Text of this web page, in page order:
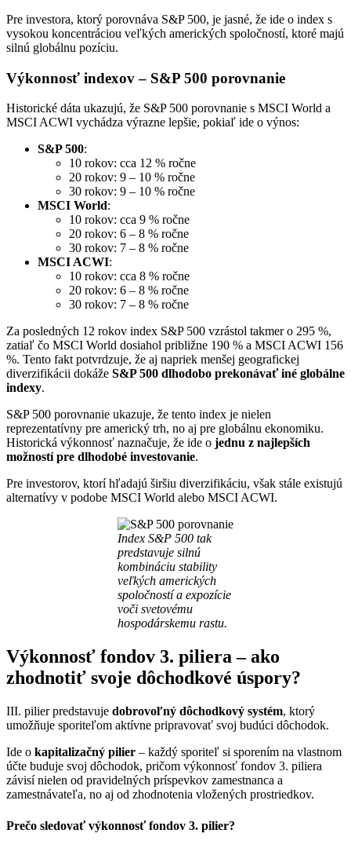
Pre investora, ktorý porovnáva S&P 500, je jasné, že ide o index s
vysokou koncentráciou veľkých amerických spoločností, ktoré majú
silnú globálnu pozíciu.
Výkonnosť indexov – S&P 500 porovnanie
Historické dáta ukazujú, že S&P 500 porovnanie s MSCI World a
MSCI ACWI vychádza výrazne lepšie, pokiaľ ide o výnos:
S&P 500:
10 rokov: cca 12 % ročne
20 rokov: 9 – 10 % ročne
30 rokov: 9 – 10 % ročne
MSCI World:
10 rokov: cca 9 % ročne
20 rokov: 6 – 8 % ročne
30 rokov: 7 – 8 % ročne
MSCI ACWI:
10 rokov: cca 8 % ročne
20 rokov: 6 – 8 % ročne
30 rokov: 7 – 8 % ročne
Za posledných 12 rokov index S&P 500 vzrástol takmer o 295 %,
zatiaľ čo MSCI World dosiahol približne 190 % a MSCI ACWI 156
%. Tento fakt potvrdzuje, že aj napriek menšej geografickej
diverzifikácii dokáže S&P 500 dlhodobo prekonávať iné globálne
indexy.
S&P 500 porovnanie ukazuje, že tento index je nielen
reprezentatívny pre americký trh, no aj pre globálnu ekonomiku.
Historická výkonnosť naznačuje, že ide o jednu z najlepších
možností pre dlhodobé investovanie.
Pre investorov, ktorí hľadajú širšiu diverzifikáciu, však stále existujú
alternatívy v podobe MSCI World alebo MSCI ACWI.
Index S&P 500 tak
predstavuje silnú
kombináciu stability
veľkých amerických
spoločností a expozície
voči svetovému
hospodárskemu rastu.
Výkonnosť fondov 3. piliera – ako
zhodnotiť svoje dôchodkové úspory?
III. pilier predstavuje dobrovoľný dôchodkový systém, ktorý
umožňuje sporiteľom aktívne pripravovať svoj budúci dôchodok.
Ide o kapitalizačný pilier – každý sporiteľ si sporením na vlastnom
účte buduje svoj dôchodok, pričom výkonnosť fondov 3. piliera
závisí nielen od pravidelných príspevkov zamestnanca a
zamestnávateľa, no aj od zhodnotenia vložených prostriedkov.
Prečo sledovať výkonnosť fondov 3. pilier?